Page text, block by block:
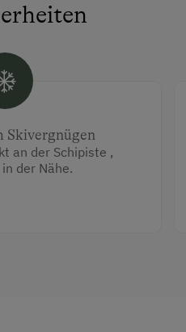
an der Schipiste ,
der Nähe.